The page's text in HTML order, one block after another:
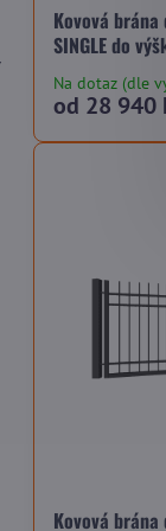
Kovová
SINGLE do
Na dotaz (dle
od 28 940
Kovová